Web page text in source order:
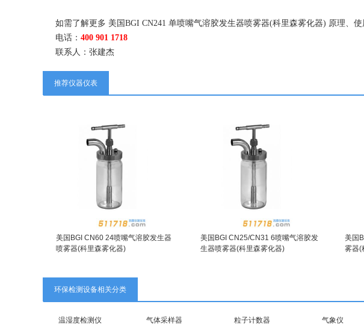
如需了解更多 美国BGI CN241 单喷嘴气溶胶发生器喷雾器(科里森雾化器) 原理、
电话： 400 901 1718
联系人：张建杰
推荐仪器仪表
美国BGI CN60 24喷嘴气溶胶发生器
喷雾器(科里森雾化器)
美国BGI CN25/CN31 6喷嘴气溶胶发
生器喷雾器(科里森雾化器)
美国
雾器(
环保检测设备相关分类
温湿度检测仪 气体采样器 粒子计数器 气象仪